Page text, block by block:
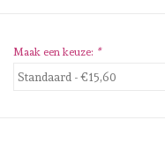
Lint
Maak een keuze: *